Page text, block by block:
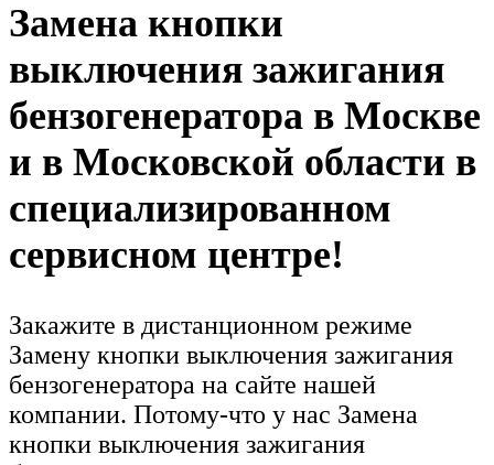
Замена кнопки
выключения зажигания
бензогенератора в Москве
и в Московской области в
специализированном
сервисном центре!
Закажите в дистанционном режиме
Замену кнопки выключения зажигания
бензогенератора на сайте нашей
компании. Потому-что у нас Замена
кнопки выключения зажигания